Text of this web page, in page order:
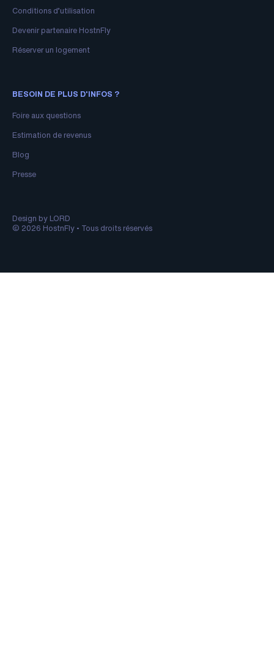
Conditions d’utilisation
Devenir partenaire HostnFly
Réserver un logement
BESOIN DE PLUS D'INFOS ?
Foire aux questions
Estimation de revenus
Blog
Presse
Design by LORD
© 2026 HostnFly • Tous droits réservés